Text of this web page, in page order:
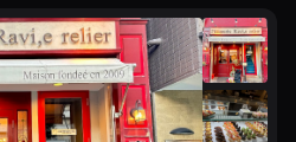
の
お
店
大